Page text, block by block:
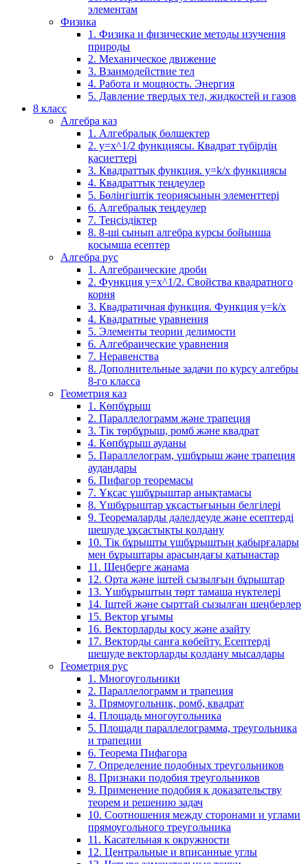
элементам
Физика
1. Физика и физические методы изучения
природы
2. Механическое движение
3. Взаимодействие тел
4. Работа и мощность. Энергия
5. Давление твердых тел, жидкостей и газов
8 класс
Алгебра каз
1. Алгебралық бөлшектер
2. у=х^1/2 функциясы. Квадрат түбірдің
қасиеттері
3. Квадраттық функция. у=k/x функциясы
4. Квадраттық теңдеулер
5. Бөлінгіштік теориясының элементтері
6. Алгебралық теңдеулер
7. Теңсіздіктер
8. 8-ші сынып алгебра курсы бойынша
қосымша есептер
Алгебра рус
1. Алгебраические дроби
2. Функция y=x^1/2. Свойства квадратного
корня
3. Квадратичная функция. Функция у=k/x
4. Квадратные уравнения
5. Элементы теории делимости
6. Алгебраические уравнения
7. Неравенства
8. Дополнительные задачи по курсу алгебры
8-го класса
Геометрия каз
1. Көпбұрыш
2. Параллелограмм және трапеция
3. Тік төрбұрыш, ромб және квадрат
4. Көпбұрыш ауданы
5. Параллелограм, үшбұрыш және трапеция
аудандары
6. Пифагор теоремасы
7. Ұқсас үшбұрыштар анықтамасы
8. Үшбұрыштар ұқсастығының белгілері
9. Теоремаларды дәлелдеуде және есептерді
шешуде ұқсастықты қолдану
10. Тік бұрышты үшбұрыштың қабырғалары
мен бұрыштары арасындағы қатынастар
11. Шеңберге жанама
12. Орта және іштей сызылғын бұрыштар
13. Үшбұрыштың төрт тамаша нүктелері
14. Іштей және сырттай сызылған шеңберлер
15. Вектор ұғымы
16. Векторларды қосу және азайту
17. Векторды санға көбейту. Есептерді
шешуде векторларды қолдану мысалдары
Геометрия рус
1. Многоугольники
2. Параллелограмм и трапеция
3. Прямоугольник, ромб, квадрат
4. Площадь многоугольника
5. Площади параллелограмма, треугольника
и трапеции
6. Теорема Пифагора
7. Определение подобных треугольников
8. Признаки подобия треугольников
9. Применение подобия к доказательству
теорем и решению задач
10. Соотношения между сторонами и углами
прямоугольного треугольника
11. Касательная к окружности
12. Центральные и вписанные углы